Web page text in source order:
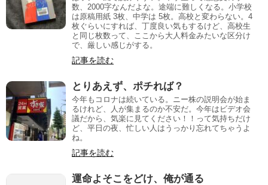
数、2000字なんだよな。途端に難しくなる。小学校
は原稿用紙 3枚、中学は 5枚。高校と変わらない。4
枚ぐらいにすれば、丁度良い気もするけど、高校生
と同じ枚数って、ここから大人料金みたいな区分け
で、厳しい感じがする。
記事を読む
とりあえず、ポチれば？
今年もコロナは続いている。ニー株の説明会が始ま
るけれど、人が集まるのか不安だ。今年はビデオ会
議だから、気楽に見てください！！って気持ちだけ
ど、平日の夜、忙しい人はうっかり忘れてちゃうよ
ね。
記事を読む
運命よそこをどけ、俺が通る